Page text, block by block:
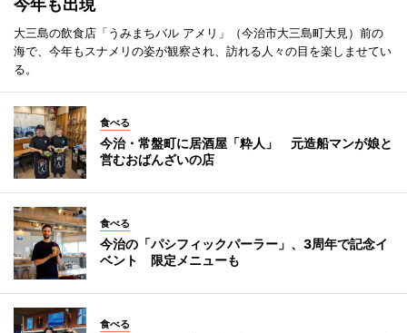
大三島の飲食店「うみまちバル アメリ」（今治市大三島町大見）前の
海で、今年もスナメリの姿が観察され、訪れる人々の目を楽しませてい
る。
食べる
今治・常盤町に居酒屋「粋人」 元造船マンが娘と
営むおばんざいの店
食べる
今治の「パシフィックパーラー」、3周年で記念イ
ベント 限定メニューも
食べる